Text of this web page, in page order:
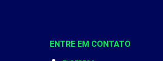
ENTRE EM CONTATO